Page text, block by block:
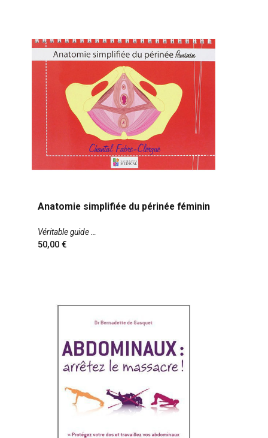
Anatomie simplifiée du périnée féminin
Véritable guide
50,00